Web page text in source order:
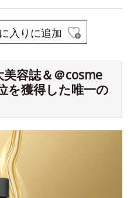
入りに追加
容誌＆＠cosme
を獲得した唯一の